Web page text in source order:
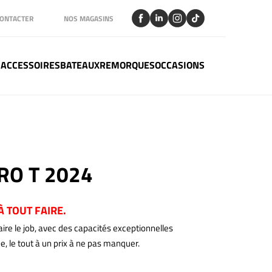
NOS MAGASINS
BATEAUXREMORQUESOCCASIONS
T 2024
TOUT FAIRE.
le job, avec des capacités exceptionnelles
le tout à un prix à ne pas manquer.